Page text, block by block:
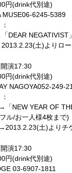
円(drink代別途)
MUSE06-6245-5389
DEAR NEGATIVIST
土)よりロー
演17:30
円(drink代別途)
NAGOYA052-249-
「NEW YEAR OF
ル/お一人様4枚まで)
土)よりチ
演17:30
円(drink代別途)
03-6907-1811